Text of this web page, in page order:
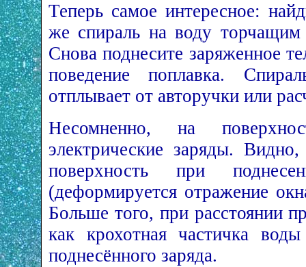
Теперь самое интересное:
же спираль на воду торчащим
Снова поднесите заряженное
поведение поплавка.
отплывает от авторучки или
Несомненно, на
электрические заряды.
поверхность при
(деформируется отражение
Больше того, при расстоянии
как крохотная частичка
поднесённого заряда.